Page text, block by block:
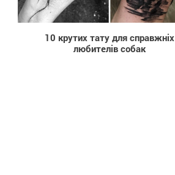
10 крутих тату для cправжніх
любителів собак